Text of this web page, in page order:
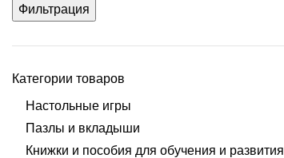
Фильтрация
Категории товаров
Настольные игры
Пазлы и вкладыши
Книжки и пособия для обучения и развития